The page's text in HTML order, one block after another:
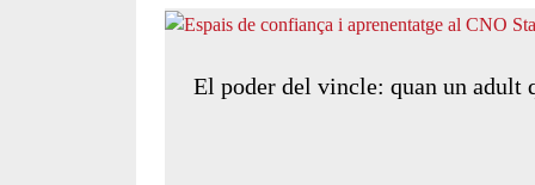
El poder del vincle: quan un adult